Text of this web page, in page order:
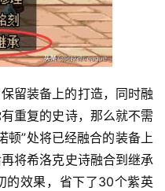
留装备上的打造，同时融
重复的史诗，那么就不需
顿”处将已经融合的装备上
将希洛克史诗融合到继承
的效果，省下了30个紫英